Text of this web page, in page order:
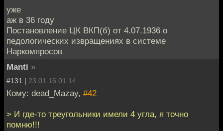
уже
аж в 36 году
Постановление ЦК ВКП(б) от 4.07.1936 о
педологических извращениях в системе
Наркомпросов
Manti »
#131 | 23.01.16 01:14
Кому: dead_Mazay, #42
> И где-то треугольники имели 4 угла, я точно
помню!!!